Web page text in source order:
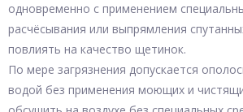
одновременно с применением
расчёсывания или выпрямления
повлиять на качество щетинок.
По мере загрязнения допускается
водой без применения моющих и